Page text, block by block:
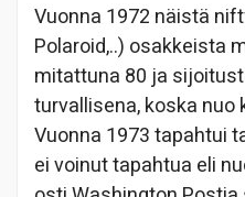
Vuonna 1972 näistä
Polaroid,..) osakkeista
mitattuna 80 ja
turvallisena, koska
Vuonna 1973 tapahtui
ei voinut tapahtua eli